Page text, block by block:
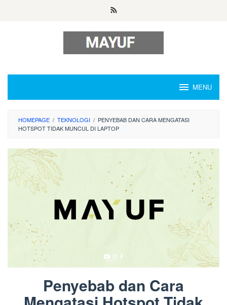
MENU
HOMEPAGE / TEKNOLOGI / PENYEBAB DAN CARA MENGATASI
HOTSPOT TIDAK MUNCUL DI LAPTOP
Penyebab dan Cara